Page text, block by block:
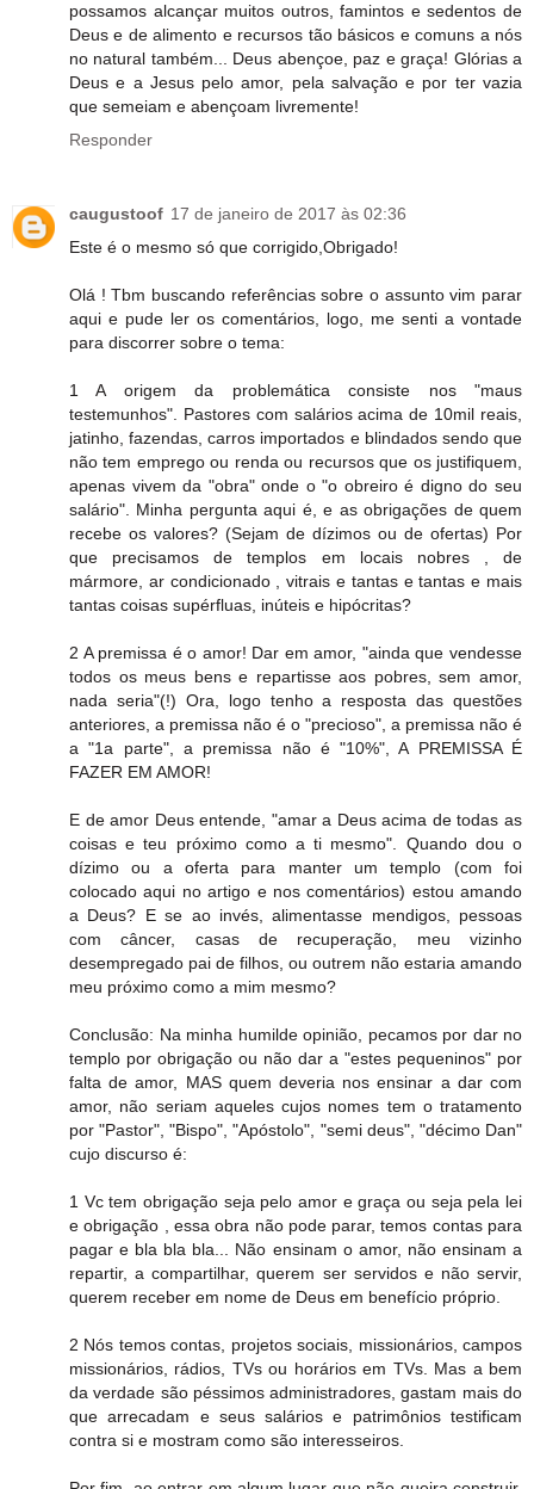
possamos alcançar muitos outros, famintos e sedentos de
Deus e de alimento e recursos tão básicos e comuns a nós
no natural também... Deus abençoe, paz e graça! Glórias a
Deus e a Jesus pelo amor, pela salvação e por ter vazia
que semeiam e abençoam livremente!
Responder
caugustoof 17 de janeiro de 2017 às 02:36
Este é o mesmo só que corrigido,Obrigado!
Olá ! Tbm buscando referências sobre o assunto vim parar
aqui e pude ler os comentários, logo, me senti a vontade
para discorrer sobre o tema:
1 A origem da problemática consiste nos "maus
testemunhos". Pastores com salários acima de 10mil reais,
jatinho, fazendas, carros importados e blindados sendo que
não tem emprego ou renda ou recursos que os justifiquem,
apenas vivem da "obra" onde o "o obreiro é digno do seu
salário". Minha pergunta aqui é, e as obrigações de quem
recebe os valores? (Sejam de dízimos ou de ofertas) Por
que precisamos de templos em locais nobres , de
mármore, ar condicionado , vitrais e tantas e tantas e mais
tantas coisas supérfluas, inúteis e hipócritas?
2 A premissa é o amor! Dar em amor, "ainda que vendesse
todos os meus bens e repartisse aos pobres, sem amor,
nada seria"(!) Ora, logo tenho a resposta das questões
anteriores, a premissa não é o "precioso", a premissa não é
a "1a parte", a premissa não é "10%", A PREMISSA É
FAZER EM AMOR!
E de amor Deus entende, "amar a Deus acima de todas as
coisas e teu próximo como a ti mesmo". Quando dou o
dízimo ou a oferta para manter um templo (com foi
colocado aqui no artigo e nos comentários) estou amando
a Deus? E se ao invés, alimentasse mendigos, pessoas
com câncer, casas de recuperação, meu vizinho
desempregado pai de filhos, ou outrem não estaria amando
meu próximo como a mim mesmo?
Conclusão: Na minha humilde opinião, pecamos por dar no
templo por obrigação ou não dar a "estes pequeninos" por
falta de amor, MAS quem deveria nos ensinar a dar com
amor, não seriam aqueles cujos nomes tem o tratamento
por "Pastor", "Bispo", "Apóstolo", "semi deus", "décimo Dan"
cujo discurso é:
1 Vc tem obrigação seja pelo amor e graça ou seja pela lei
e obrigação , essa obra não pode parar, temos contas para
pagar e bla bla bla... Não ensinam o amor, não ensinam a
repartir, a compartilhar, querem ser servidos e não servir,
querem receber em nome de Deus em benefício próprio.
2 Nós temos contas, projetos sociais, missionários, campos
missionários, rádios, TVs ou horários em TVs. Mas a bem
da verdade são péssimos administradores, gastam mais do
que arrecadam e seus salários e patrimônios testificam
contra si e mostram como são interesseiros.